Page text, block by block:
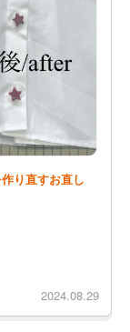
り直すお直し
2024.08.29